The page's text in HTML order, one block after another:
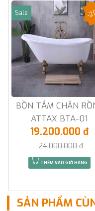
Sale
BỒN TẮM CHÂN
ATTAX BTA-01
-
19.200.000 đ
24.000.000 đ
THÊM VÀO GIỎ HÀNG
SẢN PHẨM